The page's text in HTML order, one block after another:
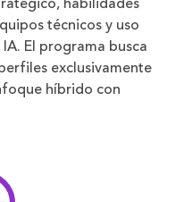
técnicos y uso
El programa busca
exclusivamente
híbrido con